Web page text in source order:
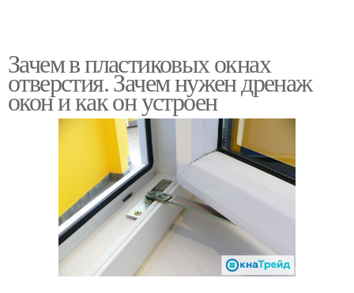
Зачем в пластиковых окнах
отверстия. Зачем нужен дренаж
окон и как он устроен